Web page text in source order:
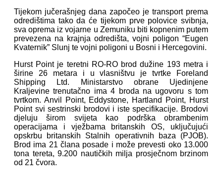
Tijekom jučerašnjeg dana započeo je transport prema
odredištima tako da će tijekom prve polovice svibnja,
sva oprema iz vojarne u Zemuniku biti kopnenim putem
prevezena na krajnja odredišta, vojni poligon “Eugen
Kvaternik” Slunj te vojni poligoni u Bosni i Hercegovini.
Hurst Point je teretni RO-RO brod dužine 193 metra i
širine 26 metara i u vlasništvu je tvrtke Foreland
Shipping Ltd. Ministarstvo obrane Ujedinjene
Kraljevine trenutačno ima 4 broda na ugovoru s tom
tvrtkom. Anvil Point, Eddystone, Hartland Point, Hurst
Point svi sestrinski brodovi i iste specifikacije. Brodovi
djeluju širom svijeta kao podrška obrambenim
operacijama i vježbama britanskih OS, uključujući
opskrbu britanskih Stalnih operativnih baza (PJOB).
Brod ima 21 člana posade i može prevesti oko 13.000
tona tereta, 9.200 nautičkih milja prosječnom brzinom
od 21 čvora.